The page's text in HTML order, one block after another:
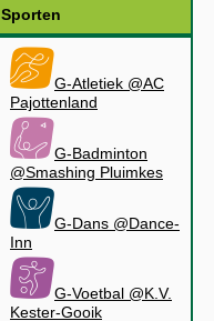
Sporten
G-Atletiek @AC
Pajottenland
G-Badminton
@Smashing Pluimkes
G-Dans @Dance-
Inn
G-Voetbal @K.V.
Kester-Gooik